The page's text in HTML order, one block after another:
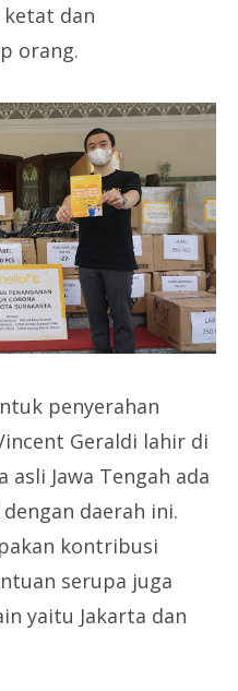
dan
orang.
penyerahan
Geraldi lahir di
asli Jawa Tengah ada
daerah ini.
kontribusi
serupa juga
yaitu Jakarta dan